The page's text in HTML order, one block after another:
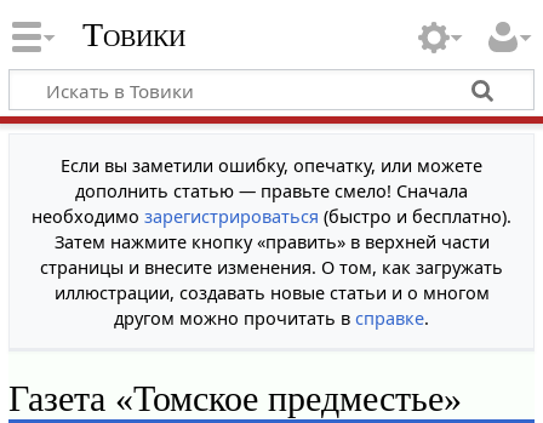
Товики
Если вы заметили ошибку, опечатку, или можете
дополнить статью — правьте смело! Сначала
необходимо зарегистрироваться (быстро и бесплатно).
Затем нажмите кнопку «править» в верхней части
страницы и внесите изменения. О том, как загружать
иллюстрации, создавать новые статьи и о многом
другом можно прочитать в справке.
Газета «Томское предместье»